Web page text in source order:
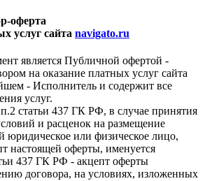
оферта
услуг сайта navigato.ru
является Публичной офертой -
на оказание платных услуг сайта
- Исполнитель и содержит все
услуг.
статьи 437 ГК РФ, в случае принятия
и расценок на размещение
юридическое или физическое лицо,
настоящей оферты, именуется
437 ГК РФ - акцепт оферты
договора, на условиях, изложенных